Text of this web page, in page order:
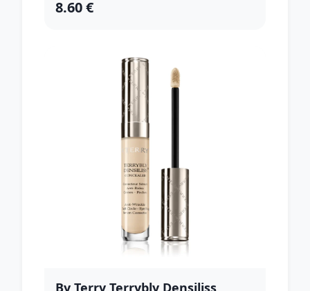
8.60 €
By Terry Terrybly Densiliss